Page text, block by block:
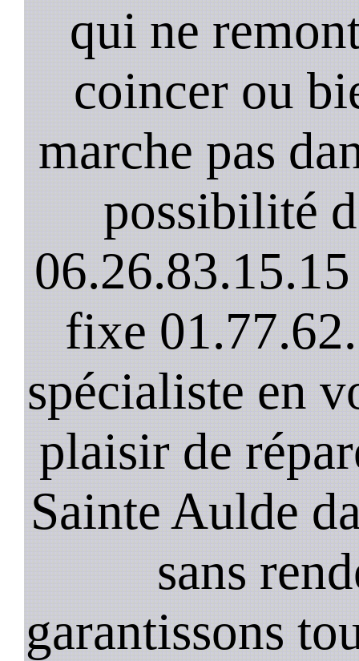
qui ne
coincer ou
marche pas
possibilité
fixe
spécialiste en
plaisir de
Sainte Aulde
sans
garantissons